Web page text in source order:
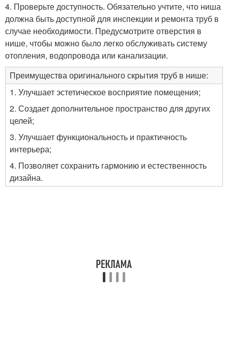
4. Проверьте доступность. Обязательно учтите, что ниша
должна быть доступной для инспекции и ремонта труб в
случае необходимости. Предусмотрите отверстия в
нише, чтобы можно было легко обслуживать систему
отопления, водопровода или канализации.
Преимущества оригинального скрытия труб в нише:
1. Улучшает эстетическое восприятие помещения;
2. Создает дополнительное пространство для других
целей;
3. Улучшает функциональность и практичность
интерьера;
4. Позволяет сохранить гармонию и естественность
дизайна.